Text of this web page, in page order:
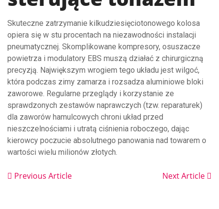
Skuteczne zatrzymanie kilkudziesięciotonowego kolosa
opiera się w stu procentach na niezawodności instalacji
pneumatycznej. Skomplikowane kompresory, osuszacze
powietrza i modulatory EBS muszą działać z chirurgiczną
precyzją. Największym wrogiem tego układu jest wilgoć,
która podczas zimy zamarza i rozsadza aluminiowe bloki
zaworowe. Regularne przeglądy i korzystanie ze
sprawdzonych zestawów naprawczych (tzw. reparaturek)
dla zaworów hamulcowych chroni układ przed
nieszczelnościami i utratą ciśnienia roboczego, dając
kierowcy poczucie absolutnego panowania nad towarem o
wartości wielu milionów złotych.
Previous Article Next Article